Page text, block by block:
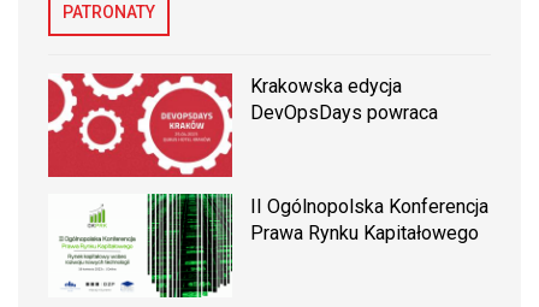
PATRONATY
Krakowska edycja
DevOpsDays powraca
II Ogólnopolska Konferencja
Prawa Rynku Kapitałowego